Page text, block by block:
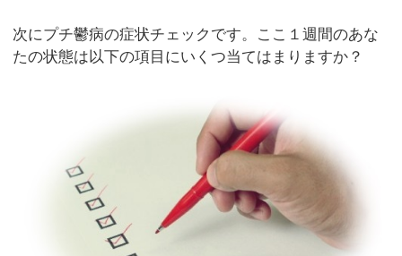
次にプチ鬱病の症状チェックです。ここ１週間のあな
たの状態は以下の項目にいくつ当てはまりますか？